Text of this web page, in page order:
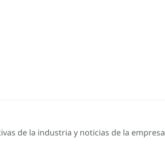
de la industria y noticias de la empresa